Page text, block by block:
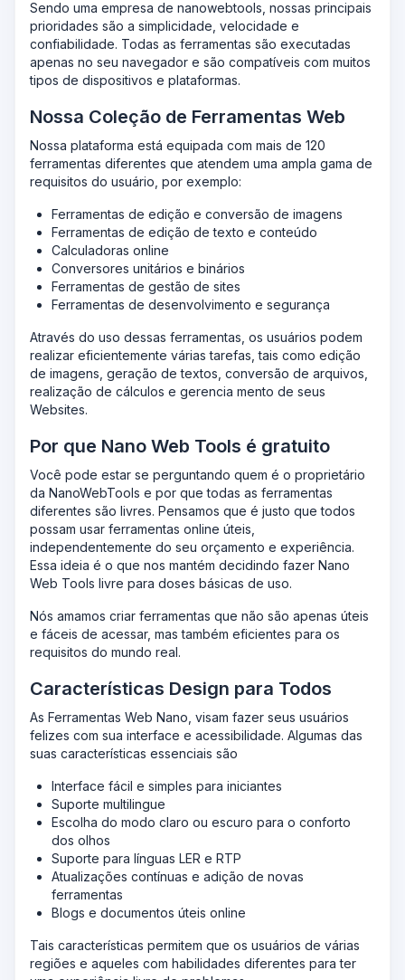
Sendo uma empresa de nanowebtools, nossas principais
prioridades são a simplicidade, velocidade e
confiabilidade. Todas as ferramentas são executadas
apenas no seu navegador e são compatíveis com muitos
tipos de dispositivos e plataformas.
Nossa Coleção de Ferramentas Web
Nossa plataforma está equipada com mais de 120
ferramentas diferentes que atendem uma ampla gama de
requisitos do usuário, por exemplo:
Ferramentas de edição e conversão de imagens
Ferramentas de edição de texto e conteúdo
Calculadoras online
Conversores unitários e binários
Ferramentas de gestão de sites
Ferramentas de desenvolvimento e segurança
Através do uso dessas ferramentas, os usuários podem
realizar eficientemente várias tarefas, tais como edição
de imagens, geração de textos, conversão de arquivos,
realização de cálculos e gerencia mento de seus
Websites.
Por que Nano Web Tools é gratuito
Você pode estar se perguntando quem é o proprietário
da NanoWebTools e por que todas as ferramentas
diferentes são livres. Pensamos que é justo que todos
possam usar ferramentas online úteis,
independentemente do seu orçamento e experiência.
Essa ideia é o que nos mantém decidindo fazer Nano
Web Tools livre para doses básicas de uso.
Nós amamos criar ferramentas que não são apenas úteis
e fáceis de acessar, mas também eficientes para os
requisitos do mundo real.
Características Design para Todos
As Ferramentas Web Nano, visam fazer seus usuários
felizes com sua interface e acessibilidade. Algumas das
suas características essenciais são
Interface fácil e simples para iniciantes
Suporte multilingue
Escolha do modo claro ou escuro para o conforto
dos olhos
Suporte para línguas LER e RTP
Atualizações contínuas e adição de novas
ferramentas
Blogs e documentos úteis online
Tais características permitem que os usuários de várias
regiões e aqueles com habilidades diferentes para ter